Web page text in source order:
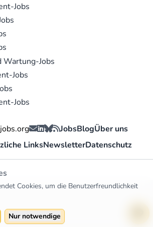
Jobs
Jobs
Jobs
Jobs
JobsBlogÜber uns
LinksNewsletterDatenschutz
Cookies, um die Benutzerfreundlichkeit
Nur notwendige